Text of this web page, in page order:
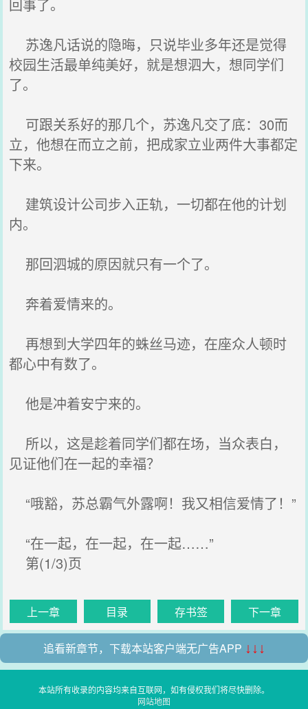
回事了。
苏逸凡话说的隐晦，只说毕业多年还是觉得
校园生活最单纯美好，就是想泗大，想同学们
了。
可跟关系好的那几个，苏逸凡交了底：30而
立，他想在而立之前，把成家立业两件大事都定
下来。
建筑设计公司步入正轨，一切都在他的计划
内。
那回泗城的原因就只有一个了。
奔着爱情来的。
再想到大学四年的蛛丝马迹，在座众人顿时
都心中有数了。
他是冲着安宁来的。
所以，这是趁着同学们都在场，当众表白，
见证他们在一起的幸福？
“哦豁，苏总霸气外露啊！我又相信爱情了！”
“在一起，在一起，在一起……”
第(1/3)页
上一章 目录 存书签 下一章
追看新章节，下载本站客户端无广告APP ↓↓↓
本站所有收录的内容均来自互联网，如有侵权我们将尽快删除。
网站地图